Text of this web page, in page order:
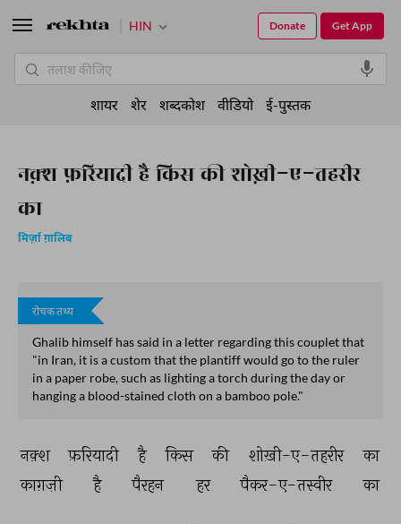
नक़्श फ़रियादी है किस की शोख़ी-ए-तहरीर
का
मिर्ज़ा ग़ालिब
रोचक तथ्य
Ghalib himself has said in a letter regarding this couplet that
"in Iran, it is a custom that the plantiff would go to the ruler
in a paper robe, such as lighting a torch during the day or
hanging a blood-stained cloth on a bamboo pole."
नक़्श फ़रियादी है किस की शोख़ी-ए-तहरीर
का
काग़ज़ी
है पैरहन हर पैकर-ए-तस्वीर का
HIN Get App
Donate
शायर शेर शब्दकोश वीडियो ई-पुस्तक